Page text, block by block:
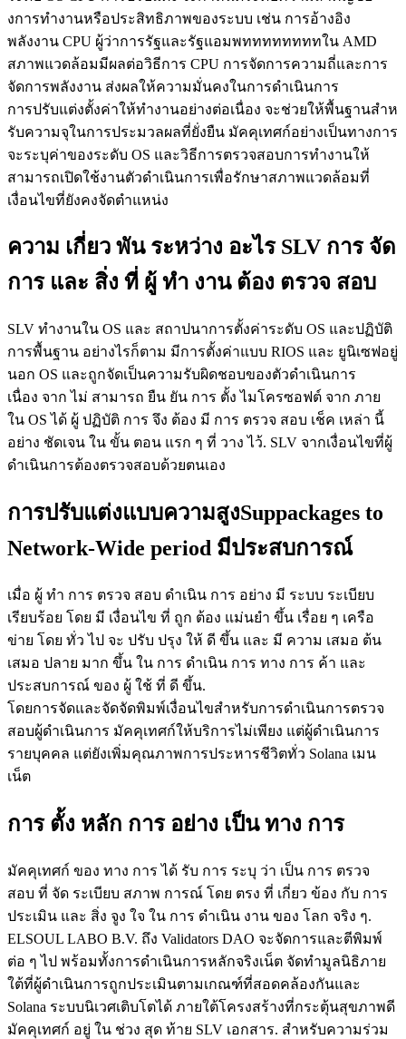
งการทํางานหรือประสิทธิภาพของระบบ เช่น การอ้างอิง
พลังงาน CPU ผู้ว่าการรัฐและรัฐแอมพททททททททใน AMD
สภาพแวดล้อมมีผลต่อวิธีการ CPU การจัดการความถี่และการ
จัดการพลังงาน ส่งผลให้ความมั่นคงในการดําเนินการ
การปรับแต่งตั้งค่าให้ทํางานอย่างต่อเนื่อง จะช่วยให้พื้นฐานสําห
รับความจุในการประมวลผลที่ยั่งยืน มัคคุเทศก์อย่างเป็นทางการ
จะระบุค่าของระดับ OS และวิธีการตรวจสอบการทํางานให้
สามารถเปิดใช้งานตัวดําเนินการเพื่อรักษาสภาพแวดล้อมที่
เงื่อนไขที่ยังคงจัดตําแหน่ง
ความ เกี่ยว พัน ระหว่าง อะไร SLV การ จัด
การ และ สิ่ง ที่ ผู้ ทํา งาน ต้อง ตรวจ สอบ
SLV ทํางานใน OS และ สถาปนาการตั้งค่าระดับ OS และปฏิบัติ
การพื้นฐาน อย่างไรก็ตาม มีการตั้งค่าแบบ RIOS และ ยูนิเซฟอยู่
นอก OS และถูกจัดเป็นความรับผิดชอบของตัวดําเนินการ
เนื่อง จาก ไม่ สามารถ ยืน ยัน การ ตั้ง ไมโครซอฟต์ จาก ภาย
ใน OS ได้ ผู้ ปฏิบัติ การ จึง ต้อง มี การ ตรวจ สอบ เช็ค เหล่า นี้
อย่าง ชัดเจน ใน ขั้น ตอน แรก ๆ ที่ วาง ไว้. SLV จากเงื่อนไขที่ผู้
ดําเนินการต้องตรวจสอบด้วยตนเอง
การปรับแต่งแบบความสูงSuppackages to
Network-Wide period มีประสบการณ์
เมื่อ ผู้ ทํา การ ตรวจ สอบ ดําเนิน การ อย่าง มี ระบบ ระเบียบ
เรียบร้อย โดย มี เงื่อนไข ที่ ถูก ต้อง แม่นยํา ขึ้น เรื่อย ๆ เครือ
ข่าย โดย ทั่ว ไป จะ ปรับ ปรุง ให้ ดี ขึ้น และ มี ความ เสมอ ต้น
เสมอ ปลาย มาก ขึ้น ใน การ ดําเนิน การ ทาง การ ค้า และ
ประสบการณ์ ของ ผู้ ใช้ ที่ ดี ขึ้น.
โดยการจัดและจัดจัดพิมพ์เงื่อนไขสําหรับการดําเนินการตรวจ
สอบผู้ดําเนินการ มัคคุเทศก์ให้บริการไม่เพียง แต่ผู้ดําเนินการ
รายบุคคล แต่ยังเพิ่มคุณภาพการประหารชีวิตทั่ว Solana เมน
เน็ต
การ ตั้ง หลัก การ อย่าง เป็น ทาง การ
มัคคุเทศก์ ของ ทาง การ ได้ รับ การ ระบุ ว่า เป็น การ ตรวจ
สอบ ที่ จัด ระเบียบ สภาพ การณ์ โดย ตรง ที่ เกี่ยว ข้อง กับ การ
ประเมิน และ สิ่ง จูง ใจ ใน การ ดําเนิน งาน ของ โลก จริง ๆ.
ELSOUL LABO B.V. ถึง Validators DAO จะจัดการและตีพิมพ์
ต่อ ๆ ไป พร้อมทั้งการดําเนินการหลักจริงเน็ต จัดทํามูลนิธิภาย
ใต้ที่ผู้ดําเนินการถูกประเมินตามเกณฑ์ที่สอดคล้องกันและ
Solana ระบบนิเวศเติบโตได้ ภายใต้โครงสร้างที่กระตุ้นสุขภาพดี
มัคคุเทศก์ อยู่ ใน ช่วง สุด ท้าย SLV เอกสาร. สําหรับความร่วม